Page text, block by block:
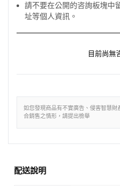
請不要在公開的咨詢板塊中
址等個人資訊。
目前尚無
如您發現商品有不實廣告、侵害智慧財
合銷售之情形，請提出檢舉
配送說明